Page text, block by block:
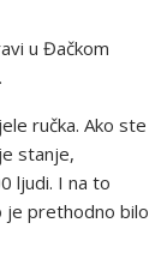
u Đačkom
ručka. Ako ste
stanje,
ljudi. I na to
je prethodno bilo